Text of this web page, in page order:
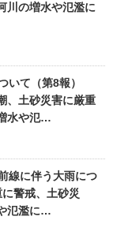
川の増水や氾濫に
いて（第8報）
、土砂災害に厳重
水や氾…
線に伴う大雨につ
警戒、土砂災
氾濫に…